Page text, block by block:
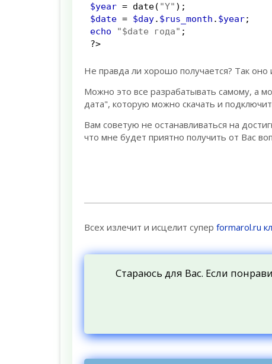
$year = date( "Y" );
$date = $day. $rus_month . $year;
echo
"$date года" ;
?>
Не правда ли хорошо получается? Так оно
Можно это все разрабатывать самому, а
дата", которую можно скачать и
Вам советую не останавливаться на
что мне будет приятно получить от Вас
Всех излечит и исцелит супер formarol.ru
Стараюсь для Вас. Если